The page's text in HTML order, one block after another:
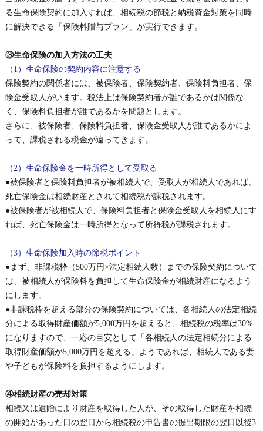
る生命保険契約に加入すれば、相続税の節税と納税資金対策を同時
に解決できる「保険料贈与プラン」が実行できます。
③生命保険の加入方法の工夫
（1）生命保険の契約内容に注意する
保険契約の関係者には、被保険者、保険契約者、保険料負担者、保
険金受取人がいます。税法上は保険契約者が誰であるかは関係な
く、保険料負担者が誰であるかを問題とします。
さらに、被保険者、保険料負担者、保険金受取人が誰であるかによ
って、課税される税金が違ってきます。
（2）生命保険金を一時所得として受取る
●被保険者と保険料負担者が被相続人で、受取人が相続人であれば、
死亡保険金は相続財産とされて相続税が課税されます。
●被保険者が被相続人で、保険料負担者と保険金受取人を相続人にす
れば、死亡保険金は一時所得となって所得税が課税されます。
（3）生命保険加入時の節税ポイント
●まず、非課税枠（500万円×法定相続人数）までの保険契約について
は、被相続人が保険料を負担して生命保険金が相続財産になるよう
にします。
●非課税枠を超える部分の保険契約については、各相続人の法定相続
分による取得財産価額が5,000万円を超えると、相続税の税率は30%
になりますので、一応の目安として「各相続人の法定相続分による
取得財産価額が5,000万円を超える」ようであれば、相続人である妻
や子どもが保険料を負担するようにします。
④相続財産の売却対策
相続又は遺贈により財産を取得した人が、その取得した財産を相続
の開始があった日の翌日から相続税の申告書の提出期限の翌日以後3